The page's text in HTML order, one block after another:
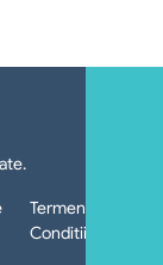
Termeni si
Conditii